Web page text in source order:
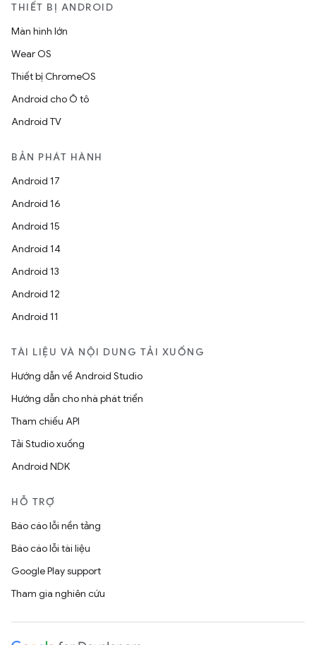
THIẾT BỊ ANDROID
Màn hình lớn
Wear OS
Thiết bị ChromeOS
Android cho Ô tô
Android TV
BẢN PHÁT HÀNH
Android 17
Android 16
Android 15
Android 14
Android 13
Android 12
Android 11
TÀI LIỆU VÀ NỘI DUNG TẢI XUỐNG
Hướng dẫn về Android Studio
Hướng dẫn cho nhà phát triển
Tham chiếu API
Tải Studio xuống
Android NDK
HỖ TRỢ
Báo cáo lỗi nền tảng
Báo cáo lỗi tài liệu
Google Play support
Tham gia nghiên cứu